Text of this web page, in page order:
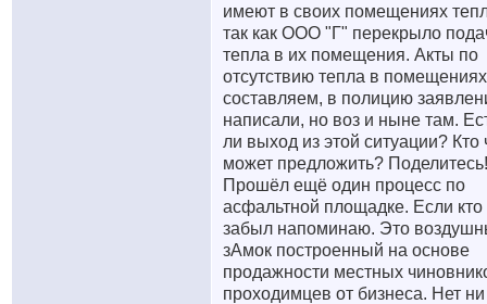
имеют в своих помещениях
так как ООО "Г" перекрыло
тепла в их помещения. Акты по
отсутствию тепла в помещениях
составляем, в полицию
написали, но воз и ныне там.
ли выход из этой ситуации? Кто
может предложить? Поделитесь!
Прошёл ещё один процесс по
асфальтной площадке. Если кто
забыл напоминаю. Это
зАмок построенный на основе
продажности местных
проходимцев от бизнеса. Нет ни